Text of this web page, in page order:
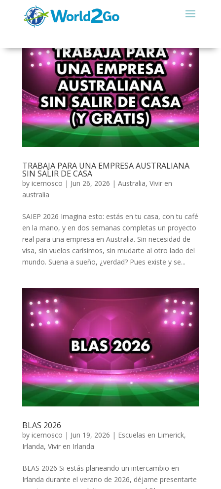
TRABAJA PARA UNA EMPRESA AUSTRALIANA
SIN SALIR DE CASA
by icemosco | Jun 26, 2026 | Australia, Vivir en
australia
SAIEP 2026 Imagina esto: estás en tu casa, con tu café
en la mano, y en dos semanas completas un proyecto
real para una empresa en Australia. Sin necesidad de
visa, sin vuelos carísimos, sin mudarte al otro lado del
mundo. Suena a sueño, ¿verdad? Pues existe y se...
BLAS 2026
by icemosco | Jun 19, 2026 | Escuelas en Limerick,
Irlanda, Vivir en Irlanda
BLAS 2026 Si estás planeando un intercambio en
Irlanda durante el verano de 2026, déjame presentarte